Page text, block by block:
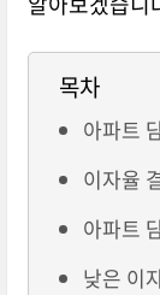
목차
아파트
이자율
아파트
낮은 이